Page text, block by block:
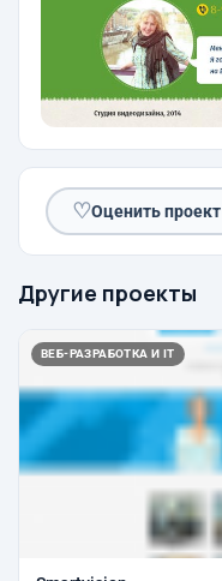
♡Оценить проект
Другие проекты
ВЕБ-РАЗРАБОТКА И IT